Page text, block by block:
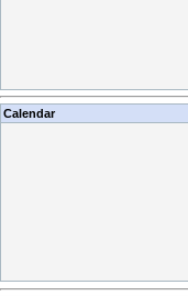
Calendar